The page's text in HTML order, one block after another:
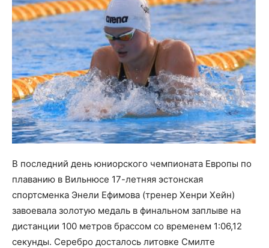
В последний день юниорского чемпионата Европы по
плаванию в Вильнюсе 17-летняя эстонская
спортсменка Энели Ефимова (тренер Хенри Хейн)
завоевала золотую медаль в финальном заплыве на
дистанции 100 метров брассом со временем 1:06,12
секунды. Серебро досталось литовке Смилте